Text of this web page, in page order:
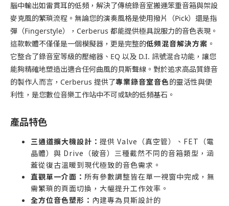
腦中輸出如雷貫耳的低頻，解決了傳統錄音室搬運笨重音箱與架設
麥克風的繁瑣流程。無論您的演奏風格是使用撥片（Pick）還是指
彈（Fingerstyle），Cerberus 都能提供極具說服力的音色表現。
這款軟體不僅僅是一個模擬器，更是完整的低頻混音解決方案 。
它整合了錄音室等級的壓縮器、EQ 以及 D.I. 訊號混合功能，讓您
能夠精確地塑造出適合任何曲風的貝斯聲線。對於追求高品質錄音
的製作人而言，Cerberus 提供了專業錄音室音色的靈活性與便
利性，是您數位音樂工作站中不可或缺的低頻基石。
產品特色
三通道擴大機設計： 提供 Valve（真空管）、FET（電
晶體）與 Drive（破音）三種截然不同的音箱類型，涵
蓋從復古溫暖到現代極致的音色需求。
直觀單一介面： 所有參數調整皆在單一視窗中完成，無
需繁瑣的頁面切換，大幅提升工作效率。
全方位音色塑形： 內建專為貝斯設計的